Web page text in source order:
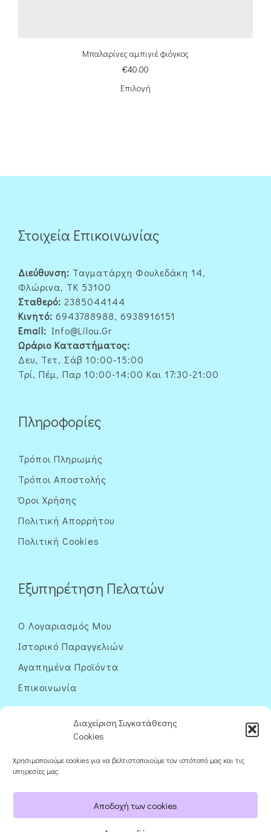
Διαχείριση Συγκατάθεσης
Cookies
Χρησιμοποιούμε cookies για να βελτιστοποιούμε τον ιστότοπό μας και τις
υπηρεσίες μας.
Αποδοχή των cookies
Μπαλαρίνες αμπιγιέ φιόγκος
€40.00
Επιλογή
Στοιχεία Επικοινωνίας
Διεύθυνση: Ταγματάρχη Φουλεδάκη 14,
Φλώρινα, ΤΚ 53100
Σταθερό: 2385044144
Κινητό: 6943788988, 6938916151
Email: Info@lilou.gr
Ωράριο Καταστήματος:
Δευ, Τετ, Σάβ 10:00-15:00
Τρί, Πέμ, Παρ 10:00-14:00 Και 17:30-21:00
Πληροφορίες
Τρόποι Πληρωμής
Τρόποι Αποστολής
Όροι Χρήσης
Πολιτική Απορρήτου
Πολιτική Cookies
Εξυπηρέτηση Πελατών
Ο Λογαριασμός Μου
Ιστορικό Παραγγελιών
Αγαπημένα Προϊόντα
Επικοινωνία
Ακολουθήστε μας